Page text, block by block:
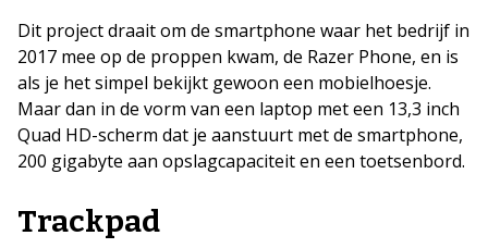
Dit project draait om de smartphone waar het bedrijf in
2017 mee op de proppen kwam, de Razer Phone, en is
als je het simpel bekijkt gewoon een mobielhoesje.
Maar dan in de vorm van een laptop met een 13,3 inch
Quad HD-scherm dat je aanstuurt met de smartphone,
200 gigabyte aan opslagcapaciteit en een toetsenbord.
Trackpad